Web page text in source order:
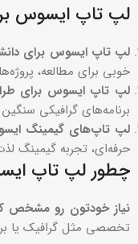
لپ تاپ ایسوس
لپ تاپ ایسوس برای
خوبی برای مطالعه،
لپ تاپ ایسوس برای
برنامه‌های گرافیکی
لپ تاپ‌های گیمینگ
حرفه‌ای، تجربه گیمینگ
چطور لپ تاپ
نیاز خودتون رو مشخص
تخصصی مثل گرافیک یا